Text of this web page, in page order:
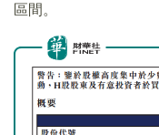
區間。